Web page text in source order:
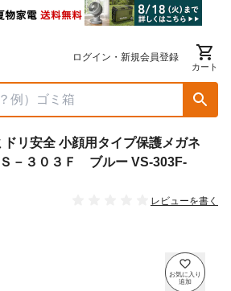
ログイン・新規会員登録
カート
ドリ安全 小顔用タイプ保護メガネ
－３０３Ｆ ブルー VS-303F-
レビューを書く